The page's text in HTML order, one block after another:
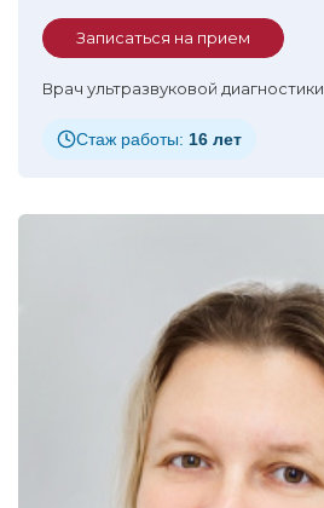
Записаться на прием
Врач ультразвуковой диагностики
Стаж работы: 16 лет